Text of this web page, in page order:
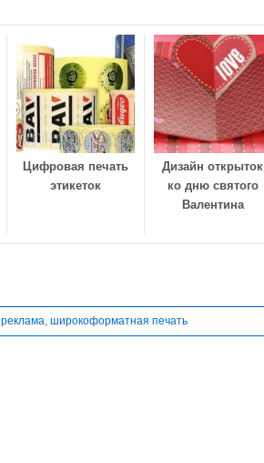
Цифровая печать
этикеток
Дизайн открыток
ко дню святого
Валентина
реклама, широкоформатная печать